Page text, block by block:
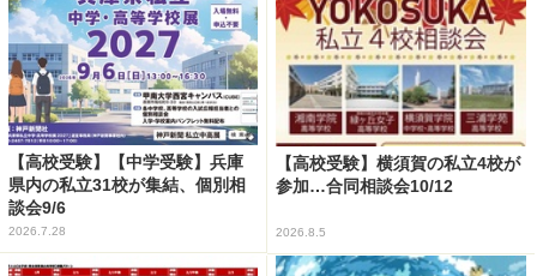
【高校受験】【中学受験】兵庫
県内の私立31校が集結、個別相
談会9/6
2026.7.28
【高校受験】横須賀の私立4校が
参加…合同相談会10/12
2026.8.5